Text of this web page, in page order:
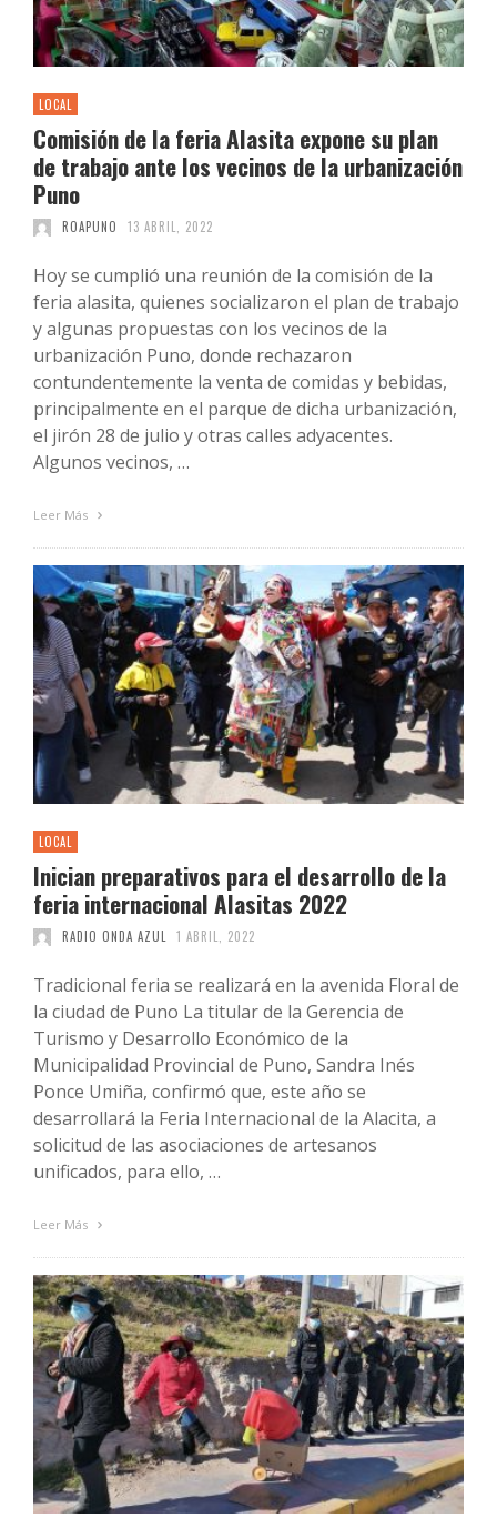
LOCAL
Comisión de la feria Alasita expone su plan
de trabajo ante los vecinos de la urbanización
Puno
ROAPUNO 13 ABRIL, 2022
Hoy se cumplió una reunión de la comisión de la
feria alasita, quienes socializaron el plan de trabajo
y algunas propuestas con los vecinos de la
urbanización Puno, donde rechazaron
contundentemente la venta de comidas y bebidas,
principalmente en el parque de dicha urbanización,
el jirón 28 de julio y otras calles adyacentes.
Algunos vecinos, …
Leer Más
LOCAL
Inician preparativos para el desarrollo de la
feria internacional Alasitas 2022
RADIO ONDA AZUL 1 ABRIL, 2022
Tradicional feria se realizará en la avenida Floral de
la ciudad de Puno La titular de la Gerencia de
Turismo y Desarrollo Económico de la
Municipalidad Provincial de Puno, Sandra Inés
Ponce Umiña, confirmó que, este año se
desarrollará la Feria Internacional de la Alacita, a
solicitud de las asociaciones de artesanos
unificados, para ello, …
Leer Más